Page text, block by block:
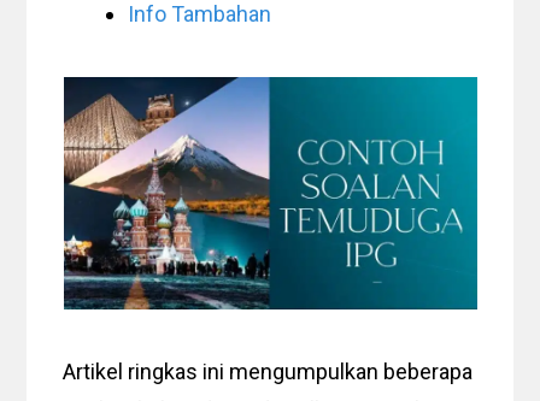
Info Tambahan
Artikel ringkas ini mengumpulkan beberapa